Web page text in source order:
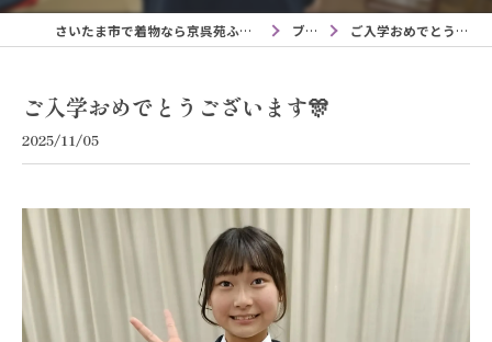
さいたま市で着物なら京呉苑ふじや呉服店与野本町店 ブログ ご入学おめでとうございます🎊
ご入学おめでとうございます🎊
2025/11/05